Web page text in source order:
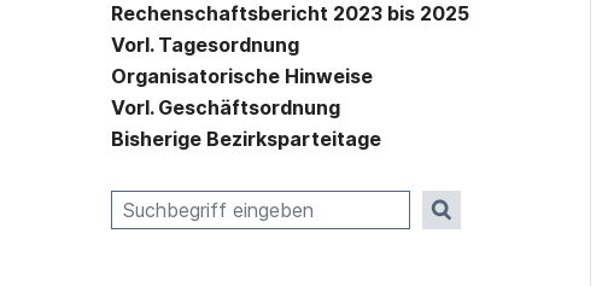
Rechenschaftsbericht 2023 bis 2025
Vorl. Tagesordnung
Organisatorische Hinweise
Vorl. Geschäftsordnung
Bisherige Bezirksparteitage
Suche nach: